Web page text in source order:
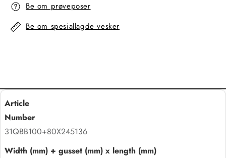
Be om prøveposer
Be om spesiallagde vesker
31QBB100+80X245136